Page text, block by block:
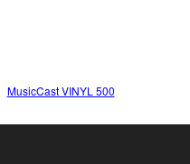
MusicCast VINYL 500